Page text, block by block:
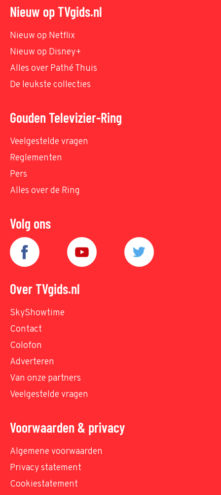
Nieuw op TVgids.nl
Nieuw op Netflix
Nieuw op Disney+
Alles over Pathé Thuis
De leukste collecties
Gouden Televizier-Ring
Veelgestelde vragen
Reglementen
Pers
Alles over de Ring
Volg ons
Over TVgids.nl
SkyShowtime
Contact
Colofon
Adverteren
Van onze partners
Veelgestelde vragen
Voorwaarden & privacy
Algemene voorwaarden
Privacy statement
Cookiestatement